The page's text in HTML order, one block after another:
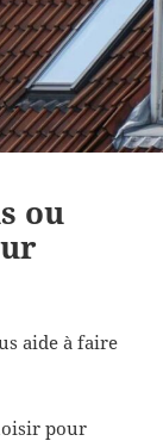
ou
aide à faire
pour